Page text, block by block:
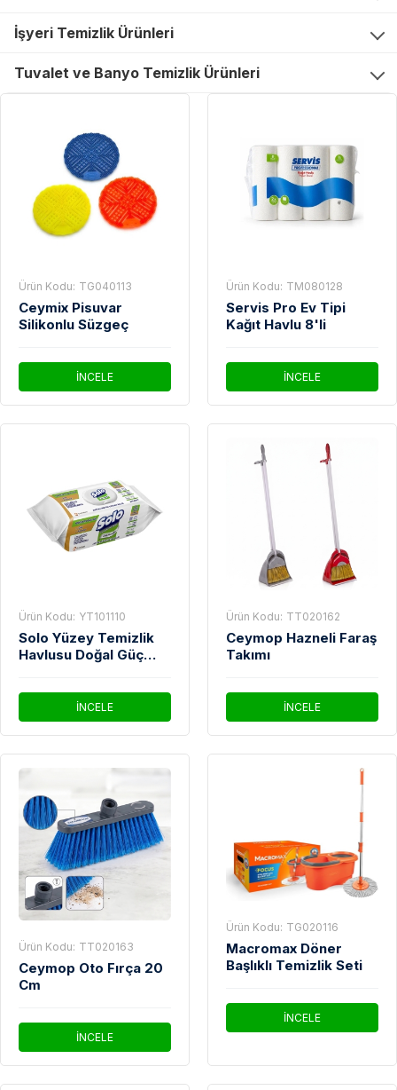
İşyeri Temizlik Ürünleri
Tuvalet ve Banyo Temizlik Ürünleri
Ürün Kodu: TG040113
Ceymix Pisuvar
Silikonlu Süzgeç
İNCELE
Ürün Kodu: TM080128
Servis Pro Ev Tipi
Kağıt Havlu 8'li
İNCELE
Ürün Kodu: YT101110
Solo Yüzey Temizlik
Havlusu Doğal Güç
100'lü
İNCELE
Ürün Kodu: TT020162
Ceymop Hazneli Faraş
Takımı
İNCELE
Ürün Kodu: TT020163
Ceymop Oto Fırça 20
Cm
İNCELE
Ürün Kodu: TG020116
Macromax Döner
Başlıklı Temizlik Seti
İNCELE